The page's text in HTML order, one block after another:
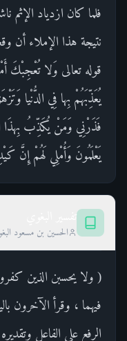
فلما كان ازدياد الإثم
نتيجة هذا الإملاء أن
قوله تعالى وَلا تُعْجِبْكَ
يُعَذِّبَهُمْ بِها فِي الدُّنْيا
فَذَرْنِي وَمَنْ يُكَذِّبُ
يَعْلَمُونَ وَأُمْلِي لَهُمْ إِنَّ
الحسين بن مسعود
( ولا يحسبن الذين
فيهما ، وقرأ الآخرون
الرفع على الفاعل